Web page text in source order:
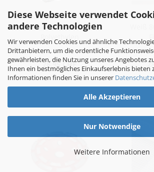
Diese Webseite verwendet
andere Technologien
Wir verwenden Cookies und ähnliche
Drittanbietern, um die ordentliche
gewährleisten, die Nutzung unseres Angebotes
Ihnen ein bestmögliches Einkaufserlebnis bieten
Informationen finden Sie in unserer
Alle Akzeptieren
Nur Notwendige
Weitere Informationen
Transparente Plane
mit Ösen 2x4 m
Polyethylen
28.95 CHF